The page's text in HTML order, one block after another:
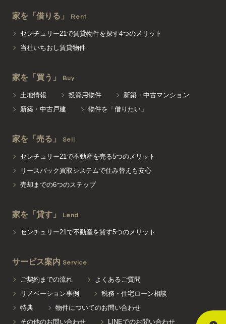
家を「借りる」 Rent
センチュリー21で賃貸物件を探す4つのメリット
当社いちおし賃貸物件
家を「買う」 Buy
土地情報 投資用物件
新築・中古マンション
新築・中古戸建
物件を「借りたい」
家を「売る」 Sell
センチュリー21で不動産を売る5つのメリット
リースバック買取システムで住み替えも安心
売却までの6つのステップ
家を「貸す」 Lend
センチュリー21で不動産を貸す5つのメリット
サービス案内 Service
ご契約までの流れ
よくあるご質問
リノベーション事例
税務・住宅ローン相談
特典
物件についてのお問い合わせ
その他のお問い合わせ
LINEでのお問い合わせ